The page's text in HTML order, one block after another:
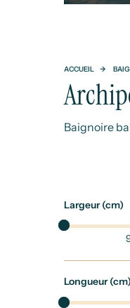
ACCUEIL
Baignoire
Largeur (cm)
Longueur (cm)